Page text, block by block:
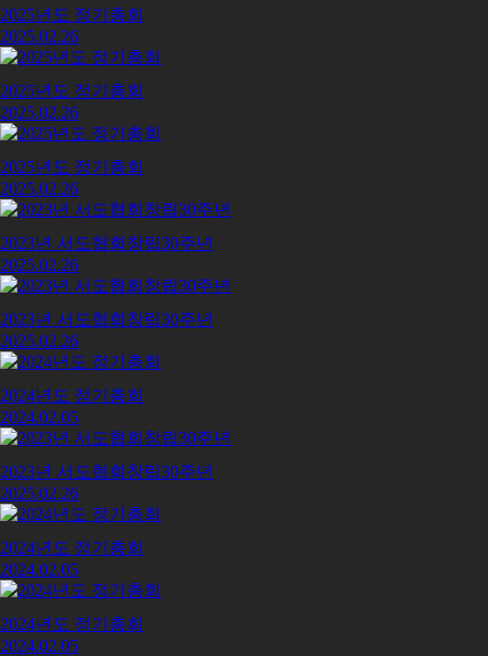
2025년도 정기총회
2025.02.26
2025년도 정기총회
2025.02.26
2025년도 정기총회
2025.02.26
2023년 서도협회창립30주년
2025.02.26
2023년 서도협회창립30주년
2025.02.26
2024년도 정기총회
2024.02.05
2023년 서도협회창립30주년
2025.02.26
2024년도 정기총회
2024.02.05
2024년도 정기총회
2024.02.05